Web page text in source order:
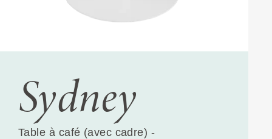
Sydney
Table à café (avec cadre) -